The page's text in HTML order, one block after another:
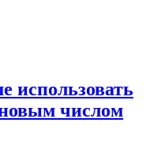
использовать
числом